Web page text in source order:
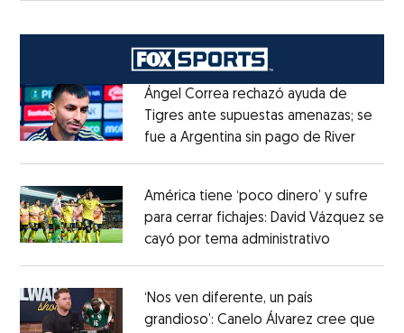
Ángel Correa rechazó ayuda de
Tigres ante supuestas amenazas; se
fue a Argentina sin pago de RiverOpens
América tiene ‘poco dinero’ y sufre
para cerrar fichajes: David Vázquez se
cayó por tema administrativo
‘Nos ven diferente, un país
grandioso’: Canelo Álvarez cree que